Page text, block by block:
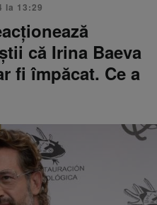
la 13:29
că Irina Baeva
fi împăcat. Ce a